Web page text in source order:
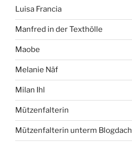
Luisa Francia
Manfred in der Texthölle
Maobe
Melanie Näf
Milan Ihl
Mützenfalterin
Mützenfalterin unterm Blogdach